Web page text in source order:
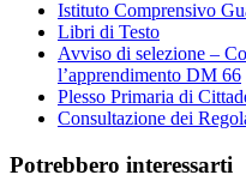
Istituto Comprensivo
Libri di Testo
Avviso di selezione –
l’apprendimento DM 66
Plesso Primaria di
Consultazione dei
Potrebbero interessarti